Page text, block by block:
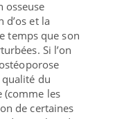
osseuse
et la
temps que son
Si l’on
du
(comme les
de certaines